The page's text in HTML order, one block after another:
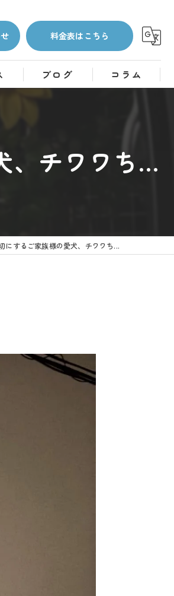
料金表はこちら
ブログ コラム
、チワワち...
にするご家族様の愛犬、チワワち...